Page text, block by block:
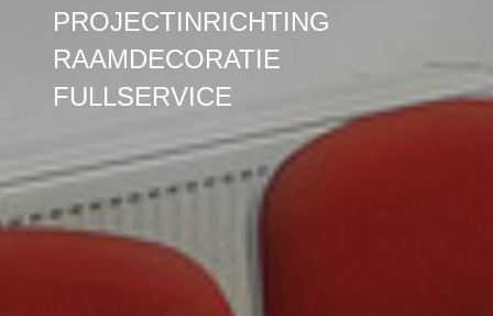
PROJECTINRICHTING
RAAMDECORATIE
FULLSERVICE